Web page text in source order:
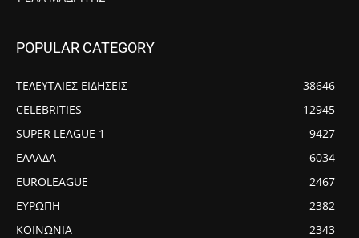
POPULAR CATEGORY
ΤΕΛΕΥΤΑΙΕΣ ΕΙΔΗΣΕΙΣ
38646
CELEBRITIES
12945
SUPER LEAGUE 1
9427
ΕΛΛΑΔΑ
6034
EUROLEAGUE
2467
ΕΥΡΩΠΗ
2382
ΚΟΙΝΩΝΙΑ
2343